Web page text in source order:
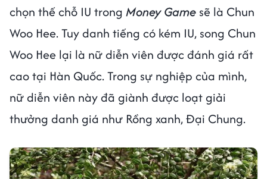
chọn thế chỗ IU trong Money Game sẽ là Chun
Woo Hee. Tuy danh tiếng có kém IU, song Chun
Woo Hee lại là nữ diễn viên được đánh giá rất
cao tại Hàn Quốc. Trong sự nghiệp của mình,
nữ diễn viên này đã giành được loạt giải
thưởng danh giá như Rồng xanh, Đại Chung.